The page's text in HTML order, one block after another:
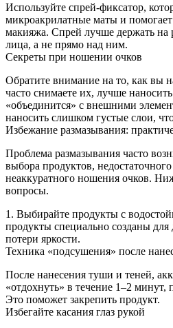
Используйте спрей-фиксатор,
микроакрилатные маты и помогает
макияжа. Спрей лучше держать на
лица, а не прямо над ним.
Секреты при ношении очков
Обратите внимание на то, как вы
часто снимаете их, лучше
«объединится» с внешними
наносить слишком густые слои,
Избежание размазывания:
Проблема размазывания часто
выбора продуктов,
неаккуратного ношения очков.
вопросы.
1. Выбирайте продукты с
продукты специально созданы
потери яркости.
Техника «подсушения» после
После нанесения туши и теней,
«отдохнуть» в течение 1–2 минут,
Это поможет закрепить продукт.
Избегайте касания глаз рукой